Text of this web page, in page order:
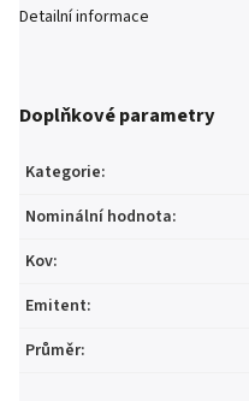
Detailní informace
Doplňkové parametry
Kategorie:
Nominální hodnota:
Kov:
Emitent:
Průměr: